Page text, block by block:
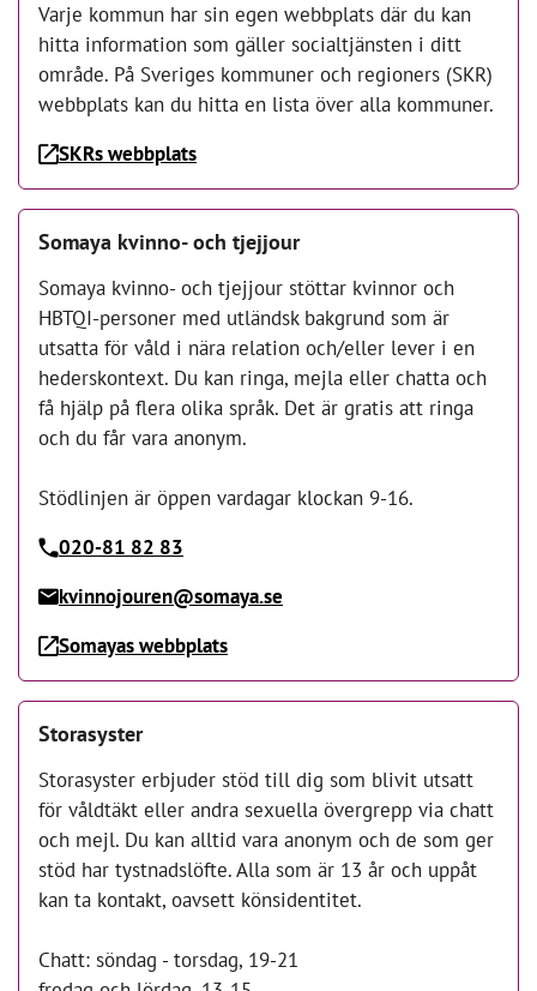
Varje kommun har sin egen webbplats där du kan
hitta information som gäller socialtjänsten i ditt
område. På Sveriges kommuner och regioners (SKR)
webbplats kan du hitta en lista över alla kommuner.
SKRs webbplats
Somaya kvinno- och tjejjour
Somaya kvinno- och tjejjour stöttar kvinnor och
HBTQI-personer med utländsk bakgrund som är
utsatta för våld i nära relation och/eller lever i en
hederskontext. Du kan ringa, mejla eller chatta och
få hjälp på flera olika språk. Det är gratis att ringa
och du får vara anonym.
Stödlinjen är öppen vardagar klockan 9-16.
020-81 82 83
kvinnojouren@somaya.se
Somayas webbplats
Storasyster
Storasyster erbjuder stöd till dig som blivit utsatt
för våldtäkt eller andra sexuella övergrepp via chatt
och mejl. Du kan alltid vara anonym och de som ger
stöd har tystnadslöfte. Alla som är 13 år och uppåt
kan ta kontakt, oavsett könsidentitet.
Chatt: söndag - torsdag, 19-21